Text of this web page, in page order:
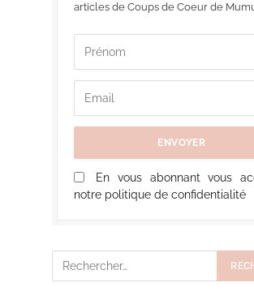
articles de Coups de Coeur de
En vous abonnant vous
notre politique de confidentialité